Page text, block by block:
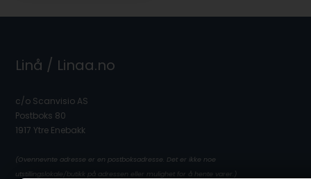
Linå / Linaa.no
c/o Scanvisio AS
Postboks 80
1917 Ytre Enebakk
(Ovennevnte adresse er en postboksadresse. Det er ikke noe
utstillingslokale/butikk på adressen eller mulighet for å hente varer.)